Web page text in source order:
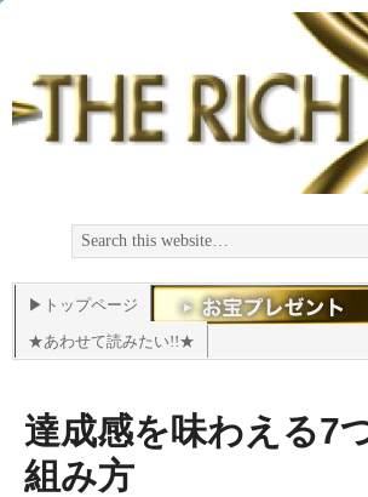
▶トップページ
★あわせて読みたい!!★
達成感を味わえる7
組み方